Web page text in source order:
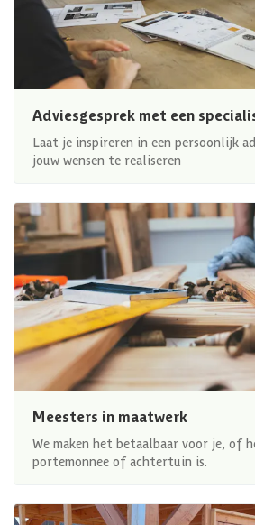
Adviesgesprek met een
Laat je inspireren in een persoonlijk
jouw wensen te realiseren
Meesters in maatwerk
We maken het betaalbaar voor je, of
portemonnee of achtertuin is.